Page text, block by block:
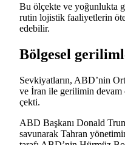
Bu ölçekte ve yoğunlukta
rutin lojistik faaliyetlerin
edebilir.
Bölgesel
Sevkiyatların, ABD’nin
ve İran ile gerilimin
çekti.
ABD Başkanı Donald
savunarak Tahran